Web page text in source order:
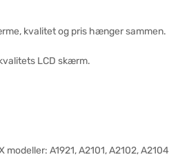
kvalitet og pris hænger sammen.
LCD skærm.
A1921, A2101, A2102, A2104